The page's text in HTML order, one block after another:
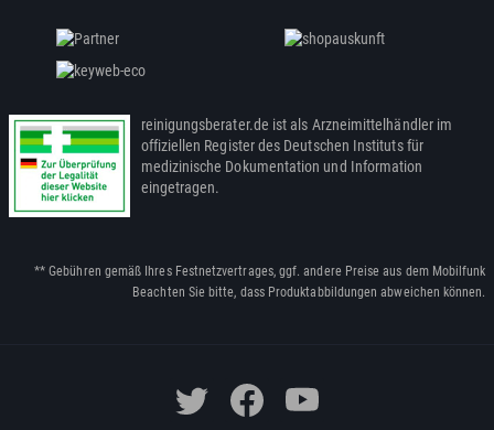
reinigungsberater.de ist als Arzneimittelhändler im
offiziellen Register des Deutschen Instituts für
medizinische Dokumentation und Information
eingetragen.
** Gebühren gemäß Ihres Festnetzvertrages, ggf. andere Preise aus dem Mobilfunk
Beachten Sie bitte, dass Produktabbildungen abweichen können.